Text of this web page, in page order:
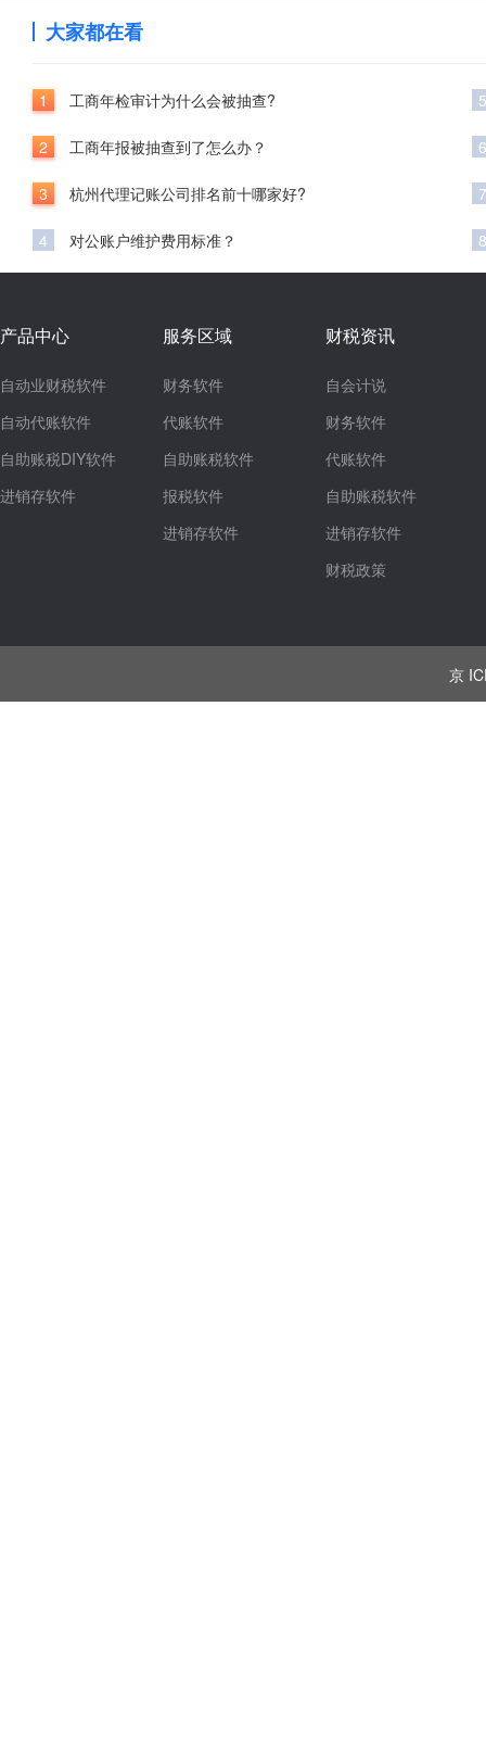
大家都在看
1 工商年检审计为什么会被抽查?
2 工商年报被抽查到了怎么办？
3 杭州代理记账公司排名前十哪家好?
4 对公账户维护费用标准？
5
6
7
8
产品中心
自动业财税软件
自动代账软件
自助账税DIY软件
进销存软件
服务区域
财务软件
代账软件
自助账税软件
报税软件
进销存软件
财税资讯
自会计说
财务软件
代账软件
自助账税软件
进销存软件
财税政策
京